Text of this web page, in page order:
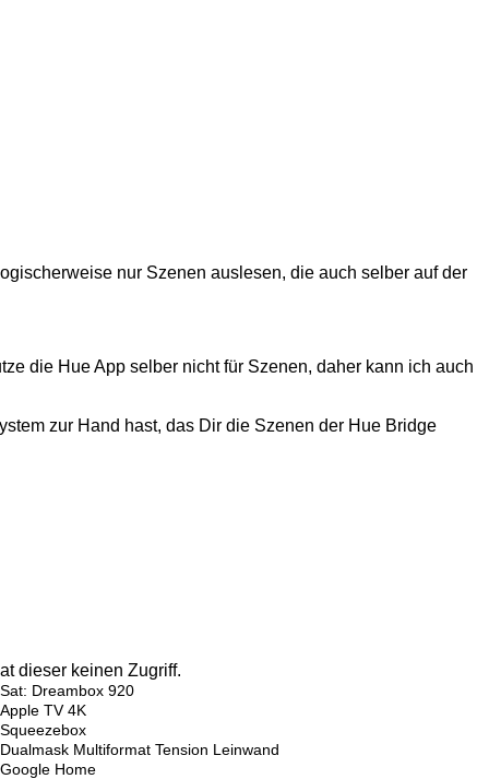
nur Szenen auslesen, die auch selber auf der
die Hue App selber nicht für Szenen, daher kann ich auch
zur Hand hast, das Dir die Szenen der Hue Bridge
dieser keinen Zugriff.
Sat: Dreambox 920
Apple TV 4K
Squeezebox
Dualmask Multiformat Tension Leinwand
Google Home